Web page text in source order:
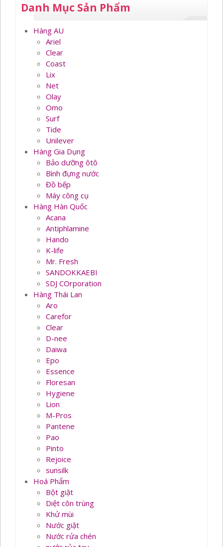
Danh Mục Sản Phẩm
Hàng AU
Ariel
Clear
Coast
Lix
Net
Olay
Omo
Surf
Tide
Unilever
Hàng Gia Dụng
Bảo dưỡng ôtô
Bình đựng nước
Đồ bếp
Máy công cụ
Hàng Hàn Quốc
Acana
Antiphlamine
Hando
K-life
Mr. Fresh
SANDOKKAEBI
SDJ COrporation
Hàng Thái Lan
Aro
Carefor
Clear
D-nee
Daiwa
Epo
Essence
Floresan
Hygiene
Lion
M-Pros
Pantene
Pao
Pinto
Rejoice
sunsilk
Hoá Phẩm
Bột giặt
Diệt côn trùng
Khử mùi
Nước giặt
Nước rửa chén